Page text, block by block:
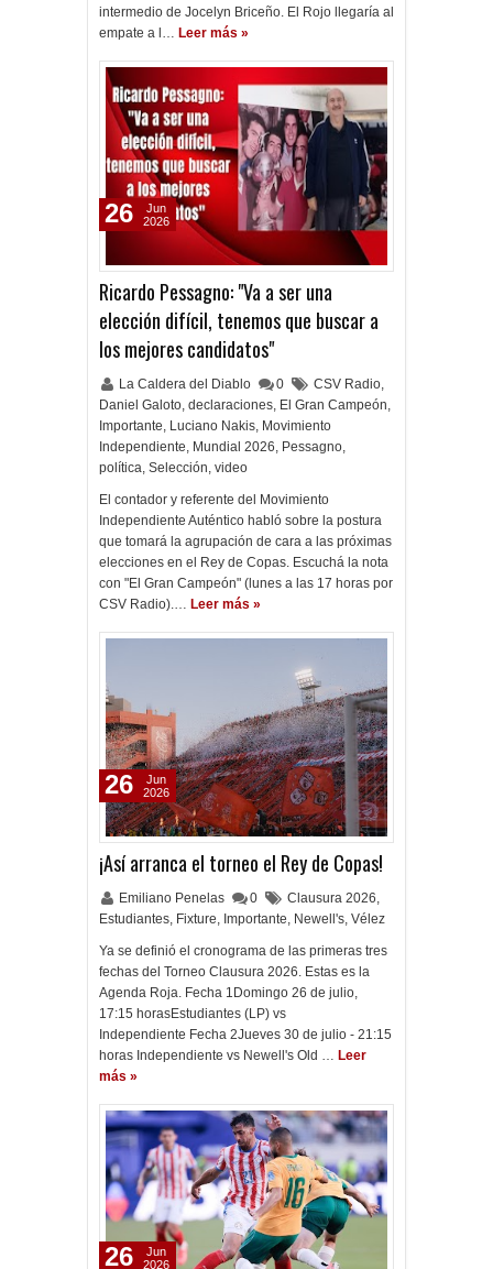
intermedio de Jocelyn Briceño. El Rojo llegaría al
empate a l… Leer más »
Ricardo Pessagno: "Va a ser una
elección difícil, tenemos que buscar a
los mejores candidatos"
La Caldera del Diablo 0 CSV Radio,
Daniel Galoto, declaraciones, El Gran Campeón,
Importante, Luciano Nakis, Movimiento
Independiente, Mundial 2026, Pessagno,
política, Selección, video
El contador y referente del Movimiento
Independiente Auténtico habló sobre la postura
que tomará la agrupación de cara a las próximas
elecciones en el Rey de Copas. Escuchá la nota
con "El Gran Campeón" (lunes a las 17 horas por
CSV Radio).… Leer más »
26
Jun
2026
¡Así arranca el torneo el Rey de Copas!
Emiliano Penelas 0 Clausura 2026,
Estudiantes, Fixture, Importante, Newell's, Vélez
Ya se definió el cronograma de las primeras tres
fechas del Torneo Clausura 2026. Estas es la
Agenda Roja. Fecha 1Domingo 26 de julio,
17:15 horasEstudiantes (LP) vs
Independiente Fecha 2Jueves 30 de julio - 21:15
horas Independiente vs Newell's Old … Leer
más »
26
Jun
2026
26
Jun
2026